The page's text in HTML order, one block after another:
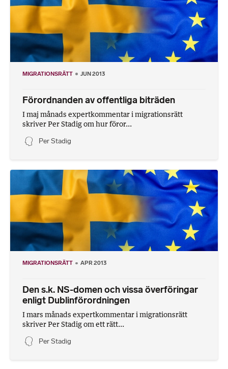
MIGRATIONSRÄTT JUN 2013
Förordnanden av offentliga biträden
I maj månads expertkommentar i migrationsrätt
skriver Per Stadig om hur föror...
Per Stadig
MIGRATIONSRÄTT APR 2013
Den s.k. NS-domen och vissa överföringar
enligt Dublinförordningen
I mars månads expertkommentar i migrationsrätt
skriver Per Stadig om ett rätt...
Per Stadig